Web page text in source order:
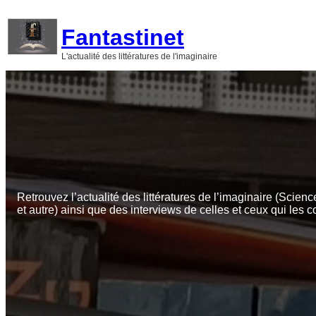
contenu
Fantastinet
L'actualité des littératures de l'imaginaire
Retrouvez l’actualité des littératures de l’imaginaire
et autre) ainsi que des interviews de celles et ceux qui les